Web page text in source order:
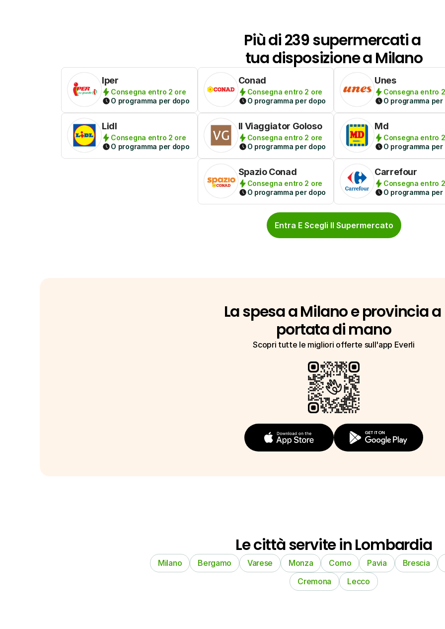
Più di 239 supermercati a
tua disposizione a Milano
Iper
Consegna entro 2 ore
O programma per dopo
Conad
Consegna entro 2 ore
O programma per dopo
Unes
Consegna entro
O programma per
Lidl
Consegna entro 2 ore
O programma per dopo
Il Viaggiator Goloso
Consegna entro 2 ore
O programma per dopo
Md
Consegna entro
O programma per
Spazio Conad
Consegna entro 2 ore
O programma per dopo
Carrefour
Consegna entro
O programma per
Entra E Scegli Il Supermercato
La spesa a Milano e provincia a
portata di mano
Scopri tutte le migliori offerte sull'app Everli
Le città servite in Lombardia
Milano Bergamo Varese Monza Como Pavia
Brescia
Cremona
Lecco